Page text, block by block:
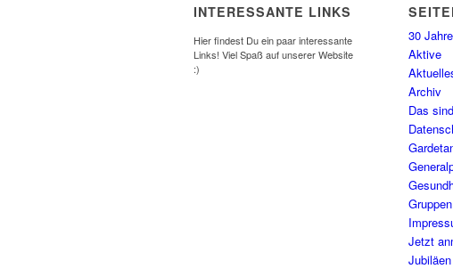
INTERESSANTE LINKS
Hier findest Du ein paar interessante
Links! Viel Spaß auf unserer Website
:)
30
Aktive
Archiv
Das
Gruppen
Jetzt
Jubiläen